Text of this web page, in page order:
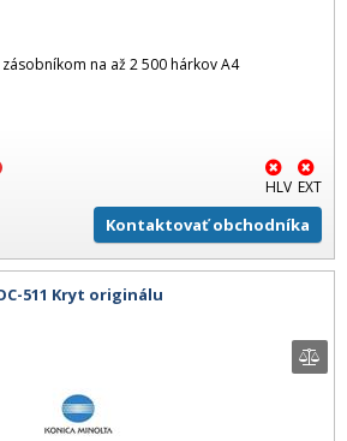
na až 2 500 hárkov A4
HLV EXT
Kontaktovať obchodníka
511 Kryt originálu